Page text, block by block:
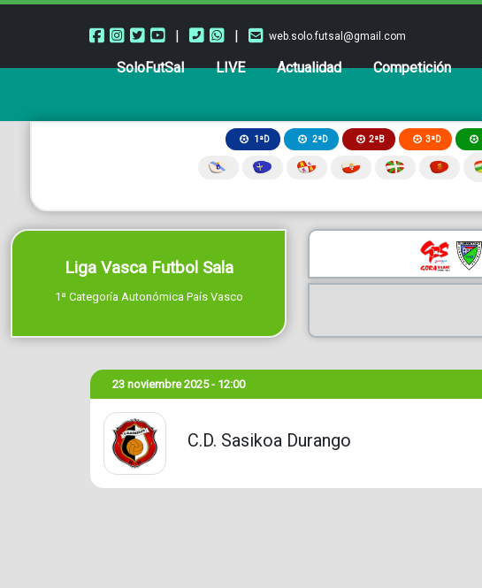
| | web.solo.futsal@gmail.com
SoloFutSal LIVE Actualidad Competición
1ªD 2ªD 2ªB 3ªD
Liga Vasca Futbol Sala
1ª Categoría Autonómica País Vasco
23 noviembre 2025 - 12:00
C.D. Sasikoa Durango